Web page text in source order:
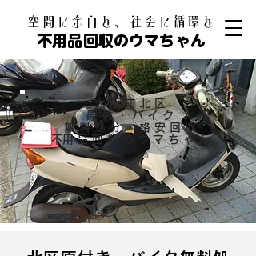
​空間に余白を、社会に循環を
不用品回収のウマちゃん
大阪市北区
原付・バイク
無料処分・格安回収
​不用品回収のウマちゃん